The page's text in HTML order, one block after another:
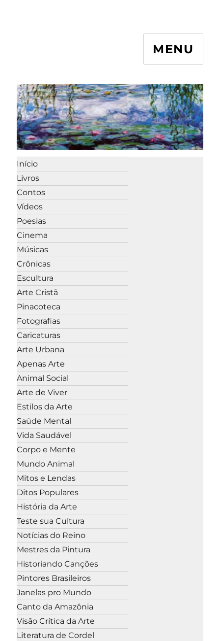
MENU
Início
Livros
Contos
Vídeos
Poesias
Cinema
Músicas
Crônicas
Escultura
Arte Cristã
Pinacoteca
Fotografias
Caricaturas
Arte Urbana
Apenas Arte
Animal Social
Arte de Viver
Estilos da Arte
Saúde Mental
Vida Saudável
Corpo e Mente
Mundo Animal
Mitos e Lendas
Ditos Populares
História da Arte
Teste sua Cultura
Notícias do Reino
Mestres da Pintura
Historiando Canções
Pintores Brasileiros
Janelas pro Mundo
Canto da Amazônia
Visão Crítica da Arte
Literatura de Cordel